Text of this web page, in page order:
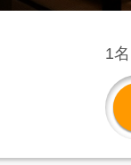
1名